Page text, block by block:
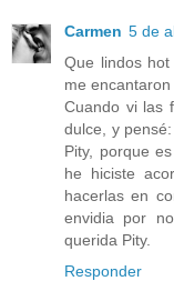
Carmen 5 de
Que lindos
me
Cuando vi las
dulce, y
Pity, porque
he hiciste
hacerlas en
envidia por
querida Pity.
Responder